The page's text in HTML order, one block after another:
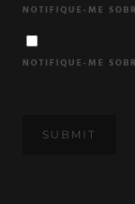
NOTIFIQUE-ME
NOTIFIQUE-ME